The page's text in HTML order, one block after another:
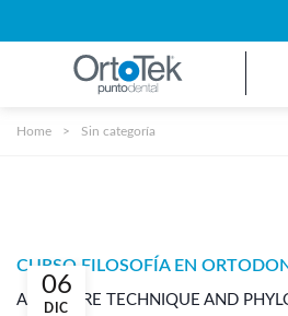
Home Sin categoría
06
DIC
CURSO FILOSOFÍA EN
ARCHWIRE TECHNIQUE AND